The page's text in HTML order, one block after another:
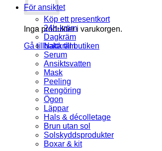
Inga produkter i varukorgen.
Gå tillbaka till butiken
För ansiktet
Köp ett presentkort
24h-kräm
Dagkräm
Nattkräm
Serum
Ansiktsvatten
Mask
Peeling
Rengöring
Ögon
Läppar
Hals & décolletage
Brun utan sol
Solskyddsprodukter
Boxar & kit